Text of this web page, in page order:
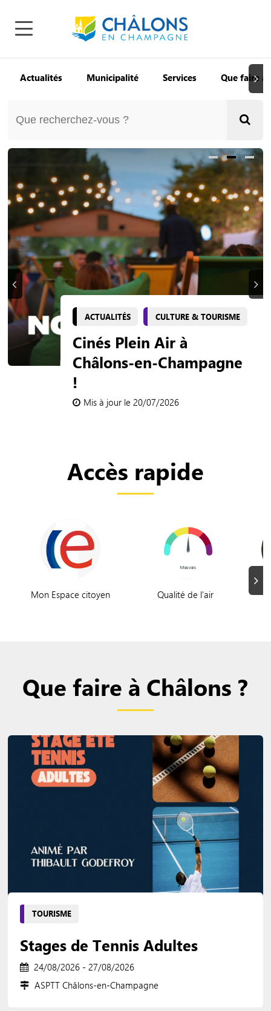
Actualités Municipalité Services Que faire à
Précédent
ACTUALITÉS CULTURE & TOURISME
Cinés Plein Air à
Châlons-en-Champagne
!
Mis à jour le 20/07/2026
ACTUALITÉS CULTURE & TOURISME
Un spectacle aérien
exceptionnel au Grand
Jard les 24 et 25 juillet !
Mis à jour le 02/07/2026
ACTUALITÉS SPORTS & LOISIRS
Bougez, découvrez,
profitez de Châlons
Plage !
Mis à jour le 29/06/2026
Accès rapide
Mon Espace citoyen Qualité de l'air
Que faire à Châlons ?
TOURISME
Stages de Tennis Adultes
24/08/2026 - 27/08/2026
ASPTT Châlons-en-Champagne